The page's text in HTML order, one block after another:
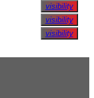
visibility
visibility
visibility